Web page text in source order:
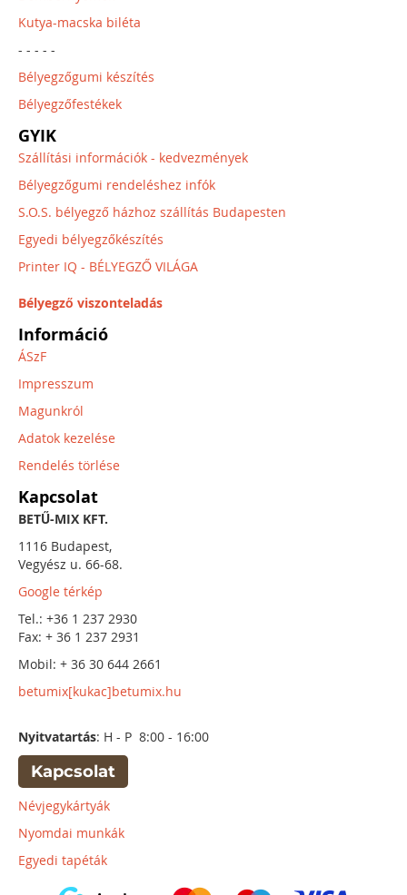
Kutya-macska biléta
- - - - -
Bélyegzőgumi készítés
Bélyegzőfestékek
GYIK
Szállítási információk - kedvezmények
Bélyegzőgumi rendeléshez infók
S.O.S. bélyegző házhoz szállítás Budapesten
Egyedi bélyegzőkészítés
Printer IQ - BÉLYEGZŐ VILÁGA
Bélyegző viszonteladás
Információ
ÁSzF
Impresszum
Magunkról
Adatok kezelése
Rendelés törlése
Kapcsolat
BETŰ-MIX KFT.
1116 Budapest,
Vegyész u. 66-68.
Google térkép
Tel.: +36 1 237 2930
Fax: + 36 1 237 2931
Mobil: + 36 30 644 2661
betumix[kukac]betumix.hu
Nyitvatartás: H - P 8:00 - 16:00
Kapcsolat
Névjegykártyák
Nyomdai munkák
Egyedi tapéták